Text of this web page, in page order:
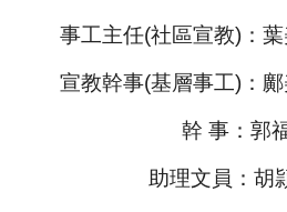
事工主任(社區宣教)：
宣教幹事(基層事工)：
幹 事：郭
助理文員 ：胡